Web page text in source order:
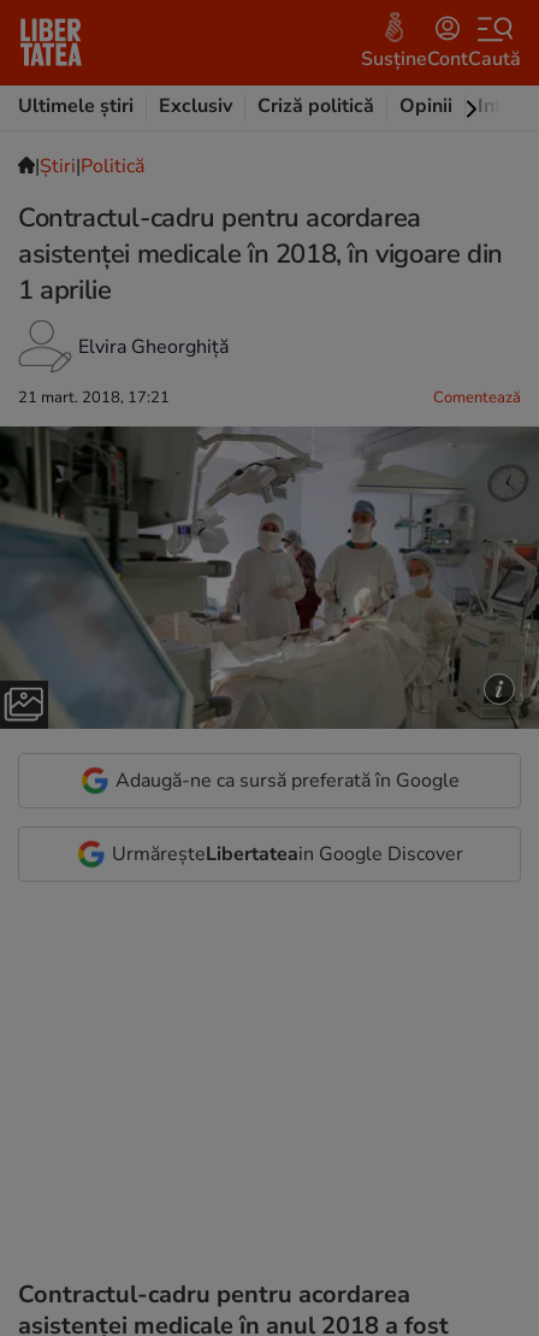
SusțineContCaută
Ultimele știri
Exclusiv Criză politică Opinii
|Ştiri|Politică
Contractul-cadru pentru acordarea
asistenței medicale în 2018, în vigoare din
1 aprilie
Elvira Gheorghiță
21 mart. 2018, 17:21 Comentează
Adaugă-ne ca sursă preferată în Google
UrmăreșteLibertateain Google Discover
Contractul-cadru pentru acordarea
asistenței medicale în anul 2018 a fost